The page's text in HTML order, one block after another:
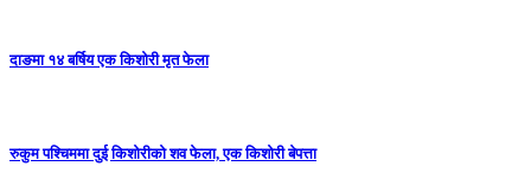
दाङमा १४ बर्षिय एक किशोरी मृत फेला
रुकुम पश्चिममा दुई किशोरीको शव फेला, एक किशोरी बेपत्ता